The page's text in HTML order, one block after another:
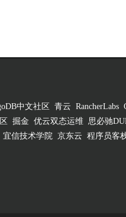
中文社区 青云 RancherLabs
掘金 优云双态运维 思必驰
宜信技术学院 京东云 程序员客